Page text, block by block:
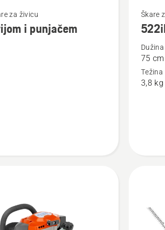
za živicu
i punjačem
više
detalja
Škare
75 cm
Težina
3,8 kg